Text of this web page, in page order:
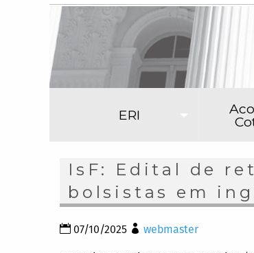
ERI
IsF: Edital de
bolsistas em
07/10/2025 webmaster